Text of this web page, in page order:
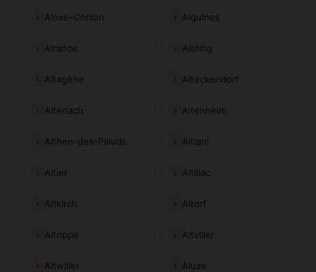
Aloxe-Corton Alquines
Alrance Alsting
Altagène Alteckendorf
Altenach Altenheim
Althen-des-Paluds Altiani
Altier Altillac
Altkirch Altorf
Altrippe Altviller
Altwiller Aluze